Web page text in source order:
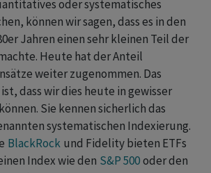
oder systematisches
können wir sagen, dass es in den
Jahren einen sehr kleinen Teil der
Heute hat der Anteil
weiter zugenommen. Das
dass wir dies heute in gewisser
Sie kennen sicherlich das
systematischen Indexierung.
BlackRock und Fidelity bieten ETFs
Index wie den S&P 500oder den